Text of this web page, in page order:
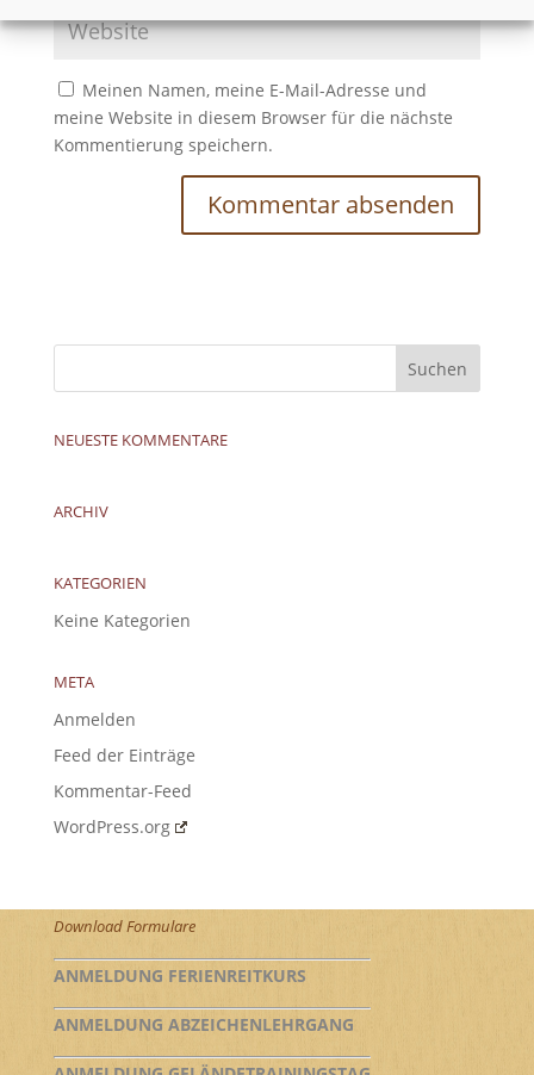
Meinen Namen, meine E-Mail-Adresse und
meine Website in diesem Browser für die nächste
Kommentierung speichern.
NEUESTE KOMMENTARE
ARCHIV
KATEGORIEN
Keine Kategorien
META
Anmelden
Feed der Einträge
Kommentar-Feed
WordPress.org
Download Formulare
ANMELDUNG FERIENREITKURS
ANMELDUNG ABZEICHENLEHRGANG